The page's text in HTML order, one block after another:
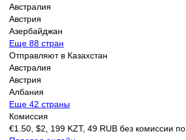
Австралия
Австрия
Азербайджан
Еще 88 стран
Отправляют в Казахстан
Австралия
Австрия
Албания
Еще 42 страны
Комиссия
€1.50, $2, 199 KZT, 49 RUB без комиссии по